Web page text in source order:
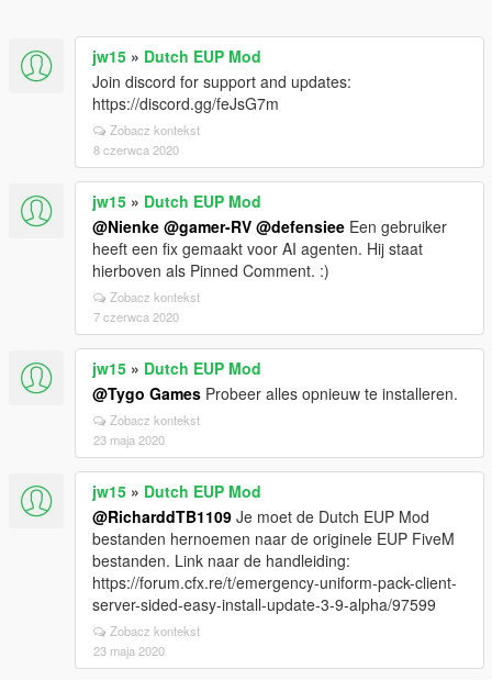
jw15 » Dutch EUP Mod
Join discord for support and updates:
https://discord.gg/feJsG7m
Zobacz kontekst
8 czerwca 2020
jw15 » Dutch EUP Mod
@Nienke @gamer-RV @defensiee Een gebruiker
heeft een fix gemaakt voor AI agenten. Hij staat
hierboven als Pinned Comment. :)
Zobacz kontekst
7 czerwca 2020
jw15 » Dutch EUP Mod
@Tygo Games Probeer alles opnieuw te installeren.
Zobacz kontekst
23 maja 2020
jw15 » Dutch EUP Mod
@RicharddTB1109 Je moet de Dutch EUP Mod
bestanden hernoemen naar de originele EUP FiveM
bestanden. Link naar de handleiding:
https://forum.cfx.re/t/emergency-uniform-pack-client-
server-sided-easy-install-update-3-9-alpha/97599
Zobacz kontekst
23 maja 2020